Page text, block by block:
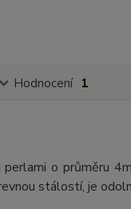
Hodnocení 1
o průměru
stálostí, je